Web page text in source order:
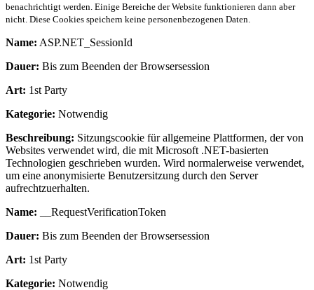
benachrichtigt werden. Einige Bereiche der Website funktionieren dann aber
nicht. Diese Cookies speichern keine personenbezogenen Daten.
Name: ASP.NET_SessionId
Dauer: Bis zum Beenden der Browsersession
Art: 1st Party
Kategorie: Notwendig
Beschreibung: Sitzungscookie für allgemeine Plattformen, der von
Websites verwendet wird, die mit Microsoft .NET-basierten
Technologien geschrieben wurden. Wird normalerweise verwendet,
um eine anonymisierte Benutzersitzung durch den Server
aufrechtzuerhalten.
Name: __RequestVerificationToken
Dauer: Bis zum Beenden der Browsersession
Art: 1st Party
Kategorie: Notwendig